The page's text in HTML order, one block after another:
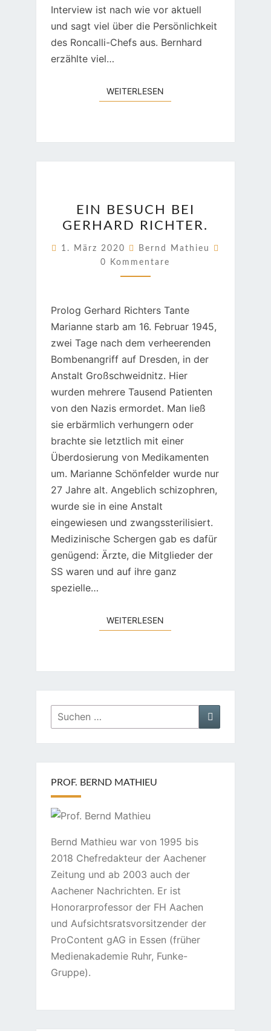
Interview ist nach wie vor aktuell
und sagt viel über die Persönlichkeit
des Roncalli-Chefs aus. Bernhard
erzählte viel…
WEITERLESEN
BESUCH
BEI
GERHARD
RICHTER.
EIN BESUCH BEI
GERHARD RICHTER.
1. März 2020 Bernd Mathieu
0 Kommentare
Prolog Gerhard Richters Tante
Marianne starb am 16. Februar 1945,
zwei Tage nach dem verheerenden
Bombenangriff auf Dresden, in der
Anstalt Großschweidnitz. Hier
wurden mehrere Tausend Patienten
von den Nazis ermordet. Man ließ
sie erbärmlich verhungern oder
brachte sie letztlich mit einer
Überdosierung von Medikamenten
um. Marianne Schönfelder wurde nur
27 Jahre alt. Angeblich schizophren,
wurde sie in eine Anstalt
eingewiesen und zwangssterilisiert.
Medizinische Schergen gab es dafür
genügend: Ärzte, die Mitglieder der
SS waren und auf ihre ganz
spezielle…
WEITERLESEN
Suchen
nach:
Suchen
PROF. BERND MATHIEU
Bernd Mathieu war von 1995 bis
2018 Chefredakteur der Aachener
Zeitung und ab 2003 auch der
Aachener Nachrichten. Er ist
Honorarprofessor der FH Aachen
und Aufsichtsratsvorsitzender der
ProContent gAG in Essen (früher
Medienakademie Ruhr, Funke-
Gruppe).